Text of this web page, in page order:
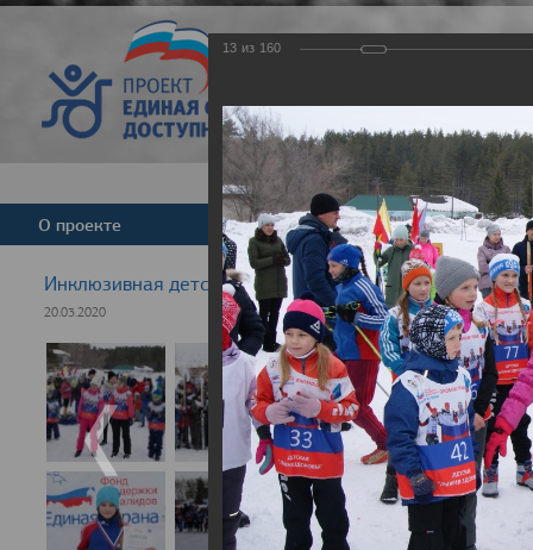
Версия для
О проекте Команда Новости
Инклюзивная детская гонка "Лыжня здоровья" 2020
20.03.2020
13 из 160